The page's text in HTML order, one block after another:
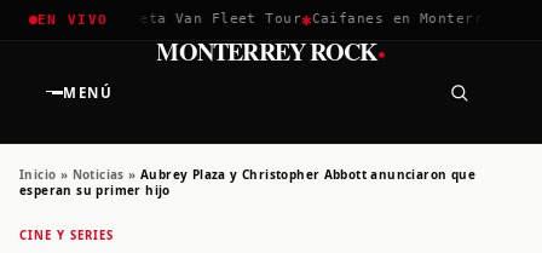
EN VIVO
2026 ✱Greta Van Fleet Tour✱Caifanes en Monterrey · 12
MENÚ
MONTERREY ROCK·
Inicio » Noticias » Aubrey Plaza y Christopher Abbott anunciaron que
esperan su primer hijo
CINE Y SERIES